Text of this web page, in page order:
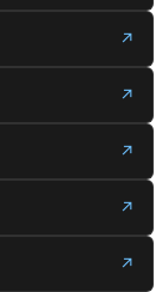
↗
↗
↗
↗
↗